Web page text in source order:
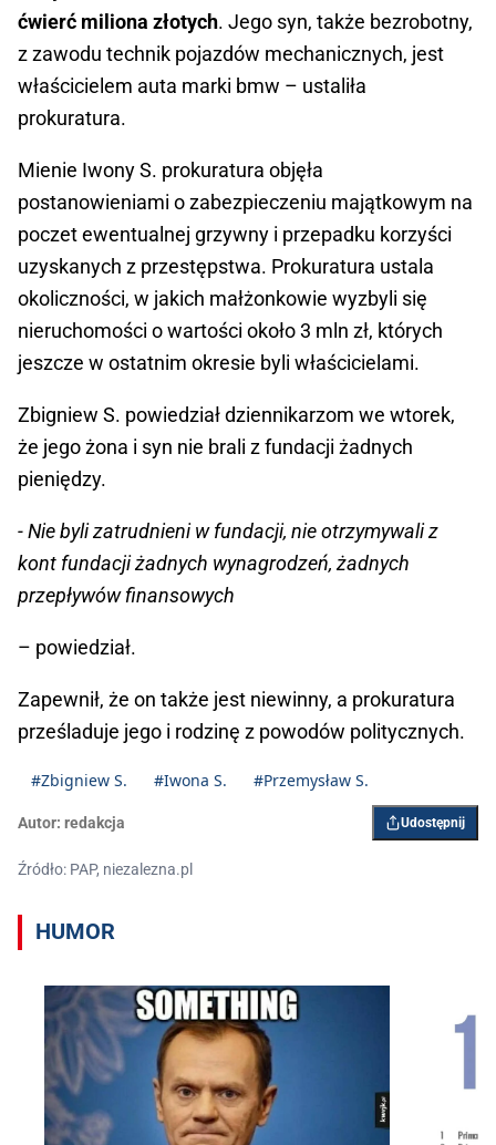
ćwierć miliona złotych. Jego syn, także bezrobotny,
z zawodu technik pojazdów mechanicznych, jest
właścicielem auta marki bmw – ustaliła
prokuratura.
Mienie Iwony S. prokuratura objęła
postanowieniami o zabezpieczeniu majątkowym na
poczet ewentualnej grzywny i przepadku korzyści
uzyskanych z przestępstwa. Prokuratura ustala
okoliczności, w jakich małżonkowie wyzbyli się
nieruchomości o wartości około 3 mln zł, których
jeszcze w ostatnim okresie byli właścicielami.
Zbigniew S. powiedział dziennikarzom we wtorek,
że jego żona i syn nie brali z fundacji żadnych
pieniędzy.
- Nie byli zatrudnieni w fundacji, nie otrzymywali z
kont fundacji żadnych wynagrodzeń, żadnych
przepływów finansowych
– powiedział.
Zapewnił, że on także jest niewinny, a prokuratura
prześladuje jego i rodzinę z powodów politycznych.
#Zbigniew S. #Iwona S. #Przemysław S.
Autor: redakcja Udostępnij
Źródło: PAP, niezalezna.pl
HUMOR